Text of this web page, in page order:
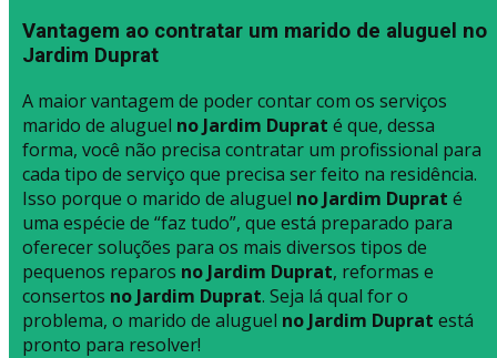
Vantagem ao contratar um marido de aluguel no
Jardim Duprat
A maior vantagem de poder contar com os serviços
marido de aluguel no Jardim Duprat é que, dessa
forma, você não precisa contratar um profissional para
cada tipo de serviço que precisa ser feito na residência.
Isso porque o marido de aluguel no Jardim Duprat é
uma espécie de “faz tudo”, que está preparado para
oferecer soluções para os mais diversos tipos de
pequenos reparos no Jardim Duprat, reformas e
consertos no Jardim Duprat. Seja lá qual for o
problema, o marido de aluguel no Jardim Duprat está
pronto para resolver!